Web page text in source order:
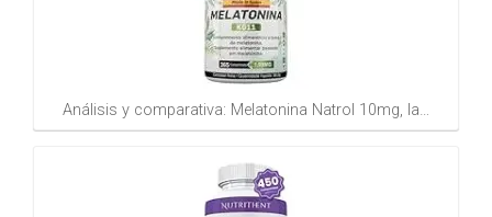
Análisis y comparativa: Melatonina Natrol 10mg, la…